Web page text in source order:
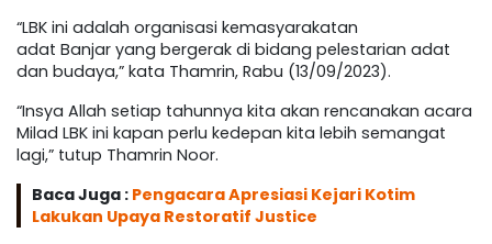
“LBK ini adalah organisasi kemasyarakatan
adat Banjar yang bergerak di bidang pelestarian adat
dan budaya,” kata Thamrin, Rabu (13/09/2023).
“Insya Allah setiap tahunnya kita akan rencanakan acara
Milad LBK ini kapan perlu kedepan kita lebih semangat
lagi,” tutup Thamrin Noor.
Baca Juga : Pengacara Apresiasi Kejari Kotim
Lakukan Upaya Restoratif Justice